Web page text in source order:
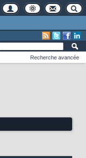
Recherche avancée